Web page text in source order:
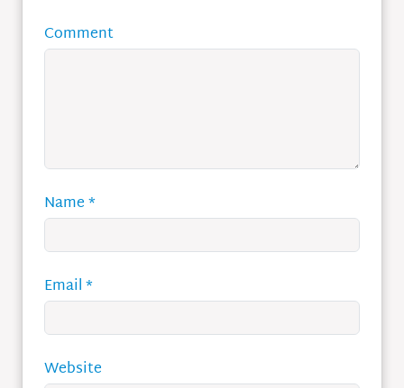
Comment
Name*
Email*
Website